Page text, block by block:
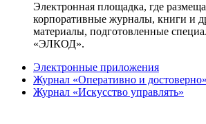
Электронная площадка, где
корпоративные журналы, книги и
материалы, подготовленные
«ЭЛКОД».
Электронные приложения
Журнал «Оперативно и достоверно»
Журнал «Искусство управлять»